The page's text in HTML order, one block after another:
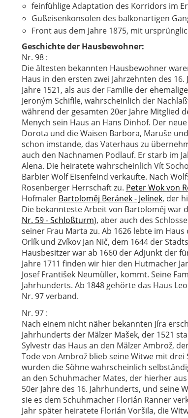
feinfühlige Adaptation des Korridors im
Gußeisenkonsolen des balkonartigen
Front aus dem Jahre 1875, mit
Geschichte der Hausbewohner:
Nr. 98 :
Die ältesten bekannten Hausbewohner
Haus in den ersten zwei Jahrzehnten des
Jahre 1521, als aus der Familie der
Jeroným Schifile, wahrscheinlich der
während der gesamten 20er Jahre Mitglied
Menych sein Haus an Hans Dinhof. Der
Dorota und die Waisen Barbora, Maruše
schon imstande, das Vaterhaus zu
auch den Nachnamen Podlauf. Er starb im
Alena. Die heiratete wahrscheinlich Vít
Barbier Wolf Eisenfeind verkaufte. Nach
Rosenberger Herrschaft zu. Peter Wok von
Hofmaler Bartoloměj Beránek - Jelínek, der
Die bekannteste Arbeit von Bartoloměj war
Nr. 59 - Schloßturm), aber auch des
seiner Frau Marta zu. Ab 1626 lebte im
Orlík und Zvíkov Jan Nič, dem 1644 der
Hausbesitzer war ab 1660 der Adjunkt der
Jahre 1711 finden wir hier den Hutmacher
Josef František Neumüller, kommt. Seine
Jahrhunderts. Ab 1848 gehörte das Haus
Nr. 97 verband.
Nr. 97 :
Nach einem nicht näher bekannten Jíra
Jahrhunderts der Mälzer Mašek, der 1521
Sylvestr das Haus an den Mälzer Ambrož,
Tode von Ambrož blieb seine Witwe mit drei
wurden die Söhne wahrscheinlich
an den Schuhmacher Mates, der hierher
50er Jahre des 16. Jahrhunderts, und seine
sie es dem Schuhmacher Florián Ranner
Jahr später heiratete Florián Voršila, die